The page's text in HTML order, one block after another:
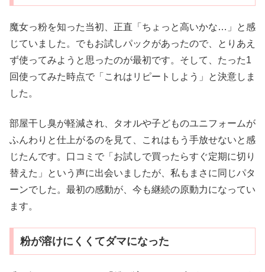
魔女っ粉を知った当初、正直「ちょっと高いかな…」と感
じていました。でもお試しパックがあったので、とりあえ
ず使ってみようと思ったのが最初です。そして、たった1
回使ってみた時点で「これはリピートしよう」と決意しま
した。
部屋干し臭が軽減され、タオルや子どものユニフォームが
ふんわりと仕上がるのを見て、これはもう手放せないと感
じたんです。口コミで「お試しで買ったらすぐ定期に切り
替えた」という声に出会いましたが、私もまさに同じパタ
ーンでした。最初の感動が、今も継続の原動力になってい
ます。
粉が溶けにくくてダマになった